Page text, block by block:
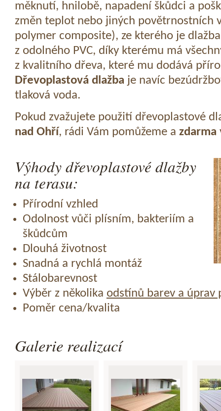
měknutí, hnilobě, napadení škůdci a
změn teplot nebo jiných povětrnostních
polymer composite), ze kterého je
z odolného PVC, díky kterému má
z kvalitního dřeva, které mu dodává
Dřevoplastová dlažba je navíc
tlaková voda.
Pokud zvažujete použití dřevoplastové
nad Ohří, rádi Vám pomůžeme a zdarma
Výhody dřevoplastové dlažby
na terasu:
Přírodní vzhled
Odolnost vůči plísním, bakteriím a
škůdcům
Dlouhá životnost
Snadná a rychlá montáž
Stálobarevnost
Výběr z několika odstínů barev a úprav
Poměr cena/kvalita
Galerie realizací